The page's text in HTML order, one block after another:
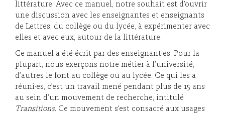
littérature. Avec ce manuel, notre souhait est d’ouvrir
une discussion avec les enseignantes et enseignants
de Lettres, du collège ou du lycée, à expérimenter avec
elles et avec eux, autour de la littérature.
Ce manuel a été écrit par des enseignant·es. Pour la
plupart, nous exerçons notre métier à l’université,
d’autres le font au collège ou au lycée. Ce qui les a
réuni·es, c’est un travail mené pendant plus de 15 ans
au sein d’un mouvement de recherche, intitulé
Transitions. Ce mouvement s’est consacré aux usages